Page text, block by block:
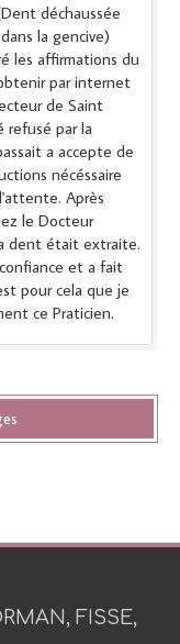
déchaussée
la gencive)
les affirmations du
par internet
de Saint
refusé par la
a accepte de
nécéssaire
Après
le Docteur
dent était extraite.
et a fait
pour cela que je
ce Praticien.
FISSE,